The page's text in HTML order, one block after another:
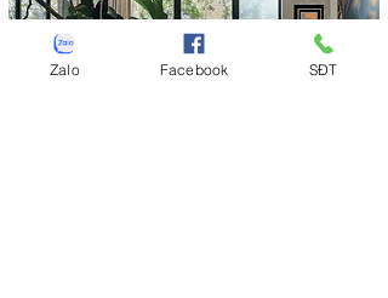
Zalo Facebook SĐT